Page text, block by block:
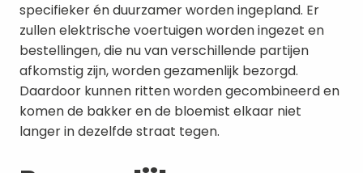
specifieker én duurzamer worden ingepland. Er
zullen elektrische voertuigen worden ingezet en
bestellingen, die nu van verschillende partijen
afkomstig zijn, worden gezamenlijk bezorgd.
Daardoor kunnen ritten worden gecombineerd en
komen de bakker en de bloemist elkaar niet
langer in dezelfde straat tegen.